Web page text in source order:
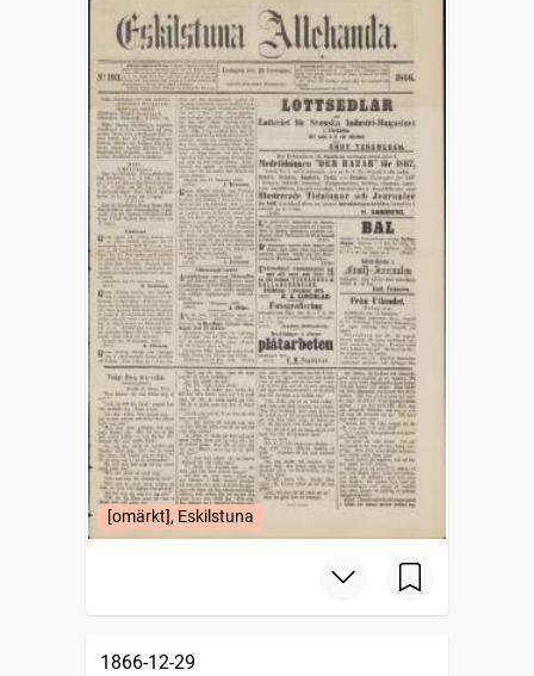
[omärkt], Eskilstuna
1866-12-29